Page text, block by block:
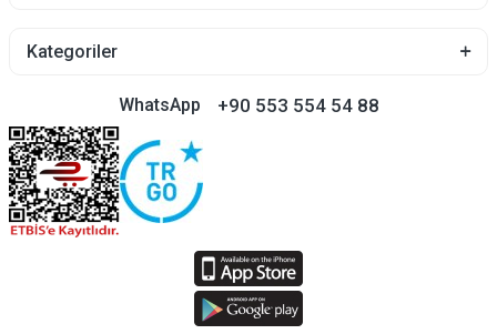
Kategoriler
WhatsApp +90 553 554 54 88